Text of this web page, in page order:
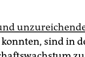
sind in